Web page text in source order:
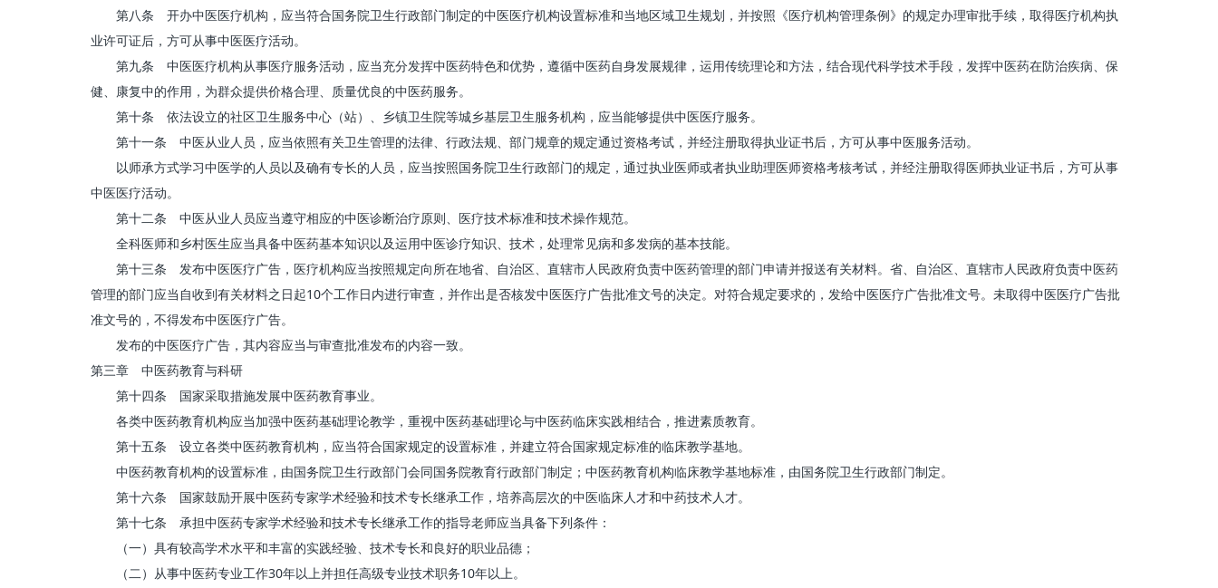
第八条 开办中医医疗机构，应当符合国务院卫生行政部门制定的中医医疗机构设置标准和当地区域卫生规划，并按照《医疗机构管理条例》的规定办理审批手续，取得医疗机构执
业许可证后，方可从事中医医疗活动。
第九条 中医医疗机构从事医疗服务活动，应当充分发挥中医药特色和优势，遵循中医药自身发展规律，运用传统理论和方法，结合现代科学技术手段，发挥中医药在防治疾病、保
健、康复中的作用，为群众提供价格合理、质量优良的中医药服务。
第十条 依法设立的社区卫生服务中心（站）、乡镇卫生院等城乡基层卫生服务机构，应当能够提供中医医疗服务。
第十一条 中医从业人员，应当依照有关卫生管理的法律、行政法规、部门规章的规定通过资格考试，并经注册取得执业证书后，方可从事中医服务活动。
以师承方式学习中医学的人员以及确有专长的人员，应当按照国务院卫生行政部门的规定，通过执业医师或者执业助理医师资格考核考试，并经注册取得医师执业证书后，方可从事
中医医疗活动。
第十二条 中医从业人员应当遵守相应的中医诊断治疗原则、医疗技术标准和技术操作规范。
全科医师和乡村医生应当具备中医药基本知识以及运用中医诊疗知识、技术，处理常见病和多发病的基本技能。
第十三条 发布中医医疗广告，医疗机构应当按照规定向所在地省、自治区、直辖市人民政府负责中医药管理的部门申请并报送有关材料。省、自治区、直辖市人民政府负责中医药
管理的部门应当自收到有关材料之日起10个工作日内进行审查，并作出是否核发中医医疗广告批准文号的决定。对符合规定要求的，发给中医医疗广告批准文号。未取得中医医疗广告批
准文号的，不得发布中医医疗广告。
发布的中医医疗广告，其内容应当与审查批准发布的内容一致。
第三章 中医药教育与科研
第十四条 国家采取措施发展中医药教育事业。
各类中医药教育机构应当加强中医药基础理论教学，重视中医药基础理论与中医药临床实践相结合，推进素质教育。
第十五条 设立各类中医药教育机构，应当符合国家规定的设置标准，并建立符合国家规定标准的临床教学基地。
中医药教育机构的设置标准，由国务院卫生行政部门会同国务院教育行政部门制定；中医药教育机构临床教学基地标准，由国务院卫生行政部门制定。
第十六条 国家鼓励开展中医药专家学术经验和技术专长继承工作，培养高层次的中医临床人才和中药技术人才。
第十七条 承担中医药专家学术经验和技术专长继承工作的指导老师应当具备下列条件：
（一）具有较高学术水平和丰富的实践经验、技术专长和良好的职业品德；
（二）从事中医药专业工作30年以上并担任高级专业技术职务10年以上。